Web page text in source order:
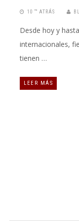
10 “” ATRÁS
Desde hoy y
internacionales,
tienen …
LEER MÁS